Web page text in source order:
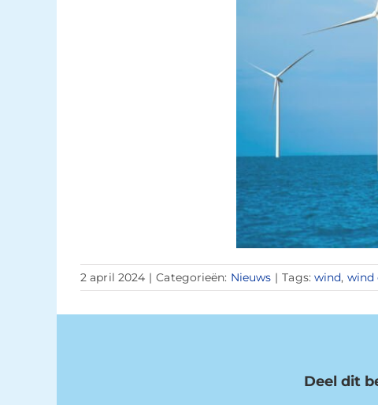
2 april 2024 | Categorieën: Nieuws | Tags: wind, wind
Deel dit